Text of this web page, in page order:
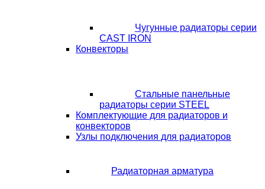
Чугунные радиаторы серии
CAST IRON
Конвекторы
Стальные панельные
радиаторы серии STEEL
Комплектующие для радиаторов и
конвекторов
Узлы подключения для радиаторов
Радиаторная арматура